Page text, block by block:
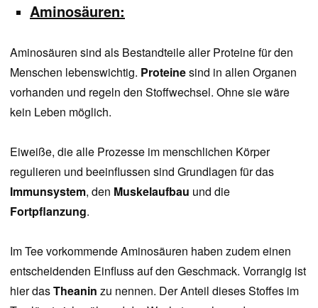
Aminosäuren:
Aminosäuren sind als Bestandteile aller Proteine für den
Menschen lebenswichtig. Proteinesind in allen Organen
vorhanden und regeln den Stoffwechsel. Ohne sie wäre
kein Leben möglich.
Eiweiße, die alle Prozesse im menschlichen Körper
regulieren und beeinflussen sind Grundlagen für das
Immunsystem, den Muskelaufbau und die
Fortpflanzung.
Im Tee vorkommende Aminosäuren haben zudem einen
entscheidenden Einfluss auf den Geschmack. Vorrangig ist
hier dasTheanin zu nennen. Der Anteil dieses Stoffes im